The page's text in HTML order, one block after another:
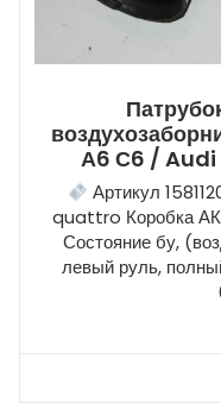
А6 С6 / Audi
Артикул
quattro Коробка
Состояние бу,
левый руль,